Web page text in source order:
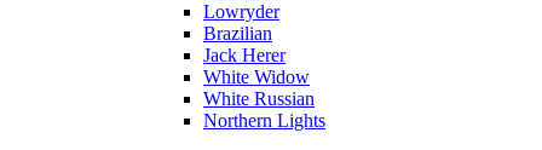
Lowryder
Brazilian
Jack Herer
White Widow
White Russian
Northern Lights